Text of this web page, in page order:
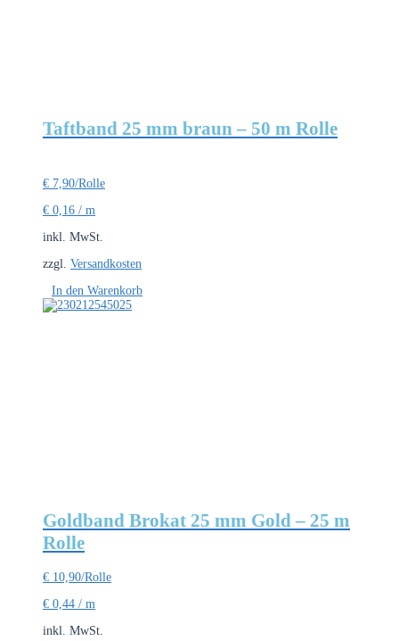
Taftband 25 mm braun – 50 m Rolle
€ 7,90/Rolle
€ 0,16 / m
inkl. MwSt.
zzgl. Versandkosten
In den Warenkorb
Goldband Brokat 25 mm Gold – 25 m
Rolle
€ 10,90/Rolle
€ 0,44 / m
inkl. MwSt.